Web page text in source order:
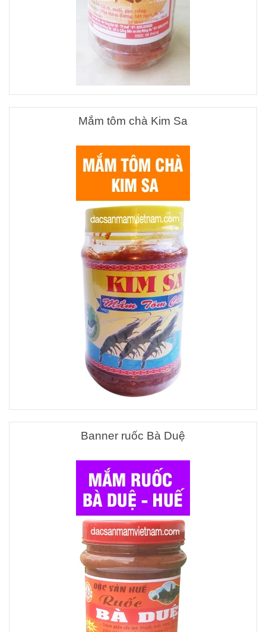
Mắm tôm chà Kim Sa
Banner ruốc Bà Duệ